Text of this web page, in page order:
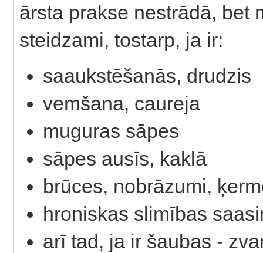
ārsta prakse nestrādā, bet
steidzami, tostarp, ja ir:
saaukstēšanās, drudzis
vemšana, caureja
muguras sāpes
sāpes ausīs, kaklā
brūces, nobrāzumi,
hroniskas slimības
arī tad, ja ir šaubas -